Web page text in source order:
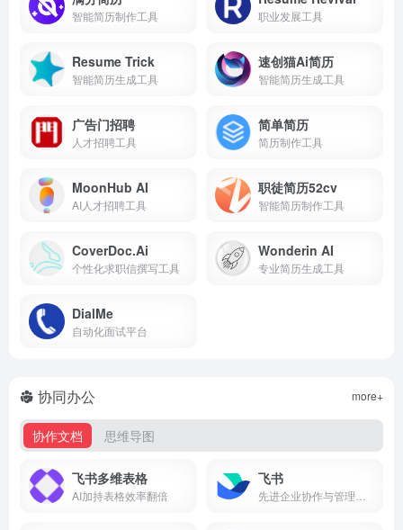
智能简历制作工具 职业发展工具
Resume Trick
智能简历生成工具
速创猫Ai简历
智能简历生成工具
广告门招聘
人才招聘工具
简单简历
简历制作工具
MoonHub AI
AI人才招聘工具
职徒简历52cv
智能简历制作工具
CoverDoc.Ai
个性化求职信撰写工具
Wonderin AI
专业简历生成工具
DialMe
自动化面试平台
协同办公
协作文档 思维导图
more+
飞书多维表格
AI加持表格效率翻倍
飞书